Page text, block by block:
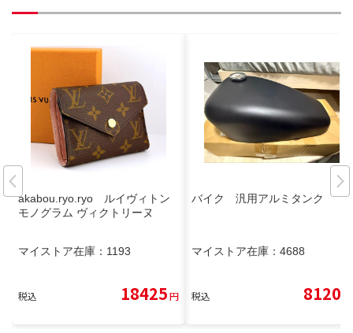
akabou.ryo.ryo ルイヴィトン
モノグラム ヴィクトリーヌ
マイストア在庫： 1193
税込 18425円
バイク 汎用アルミタンク
マイストア在庫： 4688
税込 8120